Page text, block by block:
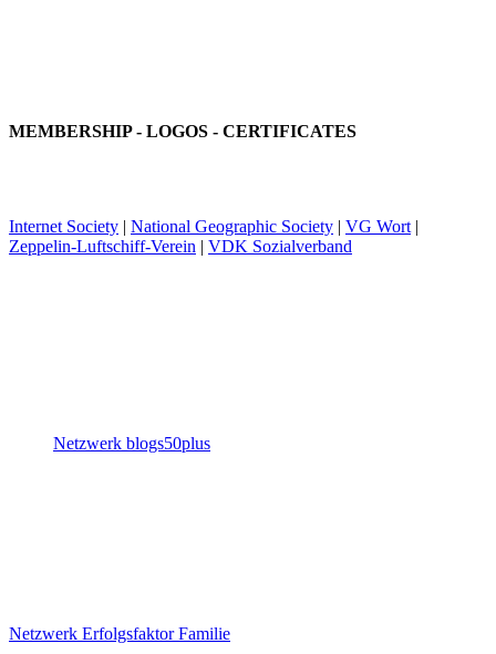
MEMBERSHIP - LOGOS - CERTIFICATES
Internet Society | National Geographic Society | VG Wort |
Zeppelin-Luftschiff-Verein | VDK Sozialverband
Netzwerk blogs50plus
Netzwerk Erfolgsfaktor Familie